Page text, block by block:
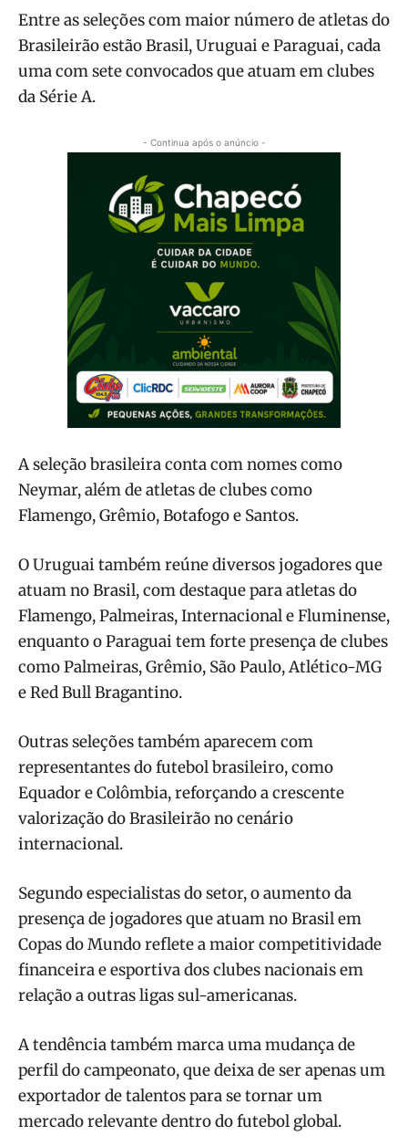
Entre as seleções com maior número de atletas do
Brasileirão estão Brasil, Uruguai e Paraguai, cada
uma com sete convocados que atuam em clubes
da Série A.
- Continua após o anúncio -
A seleção brasileira conta com nomes como
Neymar, além de atletas de clubes como
Flamengo, Grêmio, Botafogo e Santos.
O Uruguai também reúne diversos jogadores que
atuam no Brasil, com destaque para atletas do
Flamengo, Palmeiras, Internacional e Fluminense,
enquanto o Paraguai tem forte presença de clubes
como Palmeiras, Grêmio, São Paulo, Atlético-MG
e Red Bull Bragantino.
Outras seleções também aparecem com
representantes do futebol brasileiro, como
Equador e Colômbia, reforçando a crescente
valorização do Brasileirão no cenário
internacional.
Segundo especialistas do setor, o aumento da
presença de jogadores que atuam no Brasil em
Copas do Mundo reflete a maior competitividade
financeira e esportiva dos clubes nacionais em
relação a outras ligas sul-americanas.
A tendência também marca uma mudança de
perfil do campeonato, que deixa de ser apenas um
exportador de talentos para se tornar um
mercado relevante dentro do futebol global.